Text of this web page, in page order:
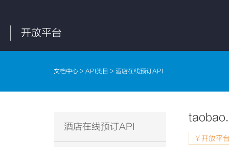
开放平台
文档中心 > API类目 > 酒店在线预订API
酒店在线预订API
￥开放平